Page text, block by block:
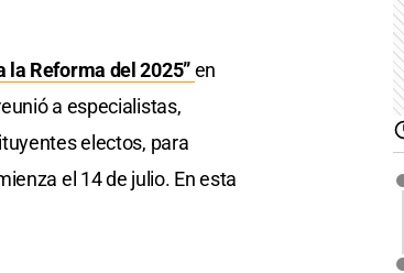
la Reforma del 2025”en
a especialistas,
electos, para
el 14 de julio. En esta